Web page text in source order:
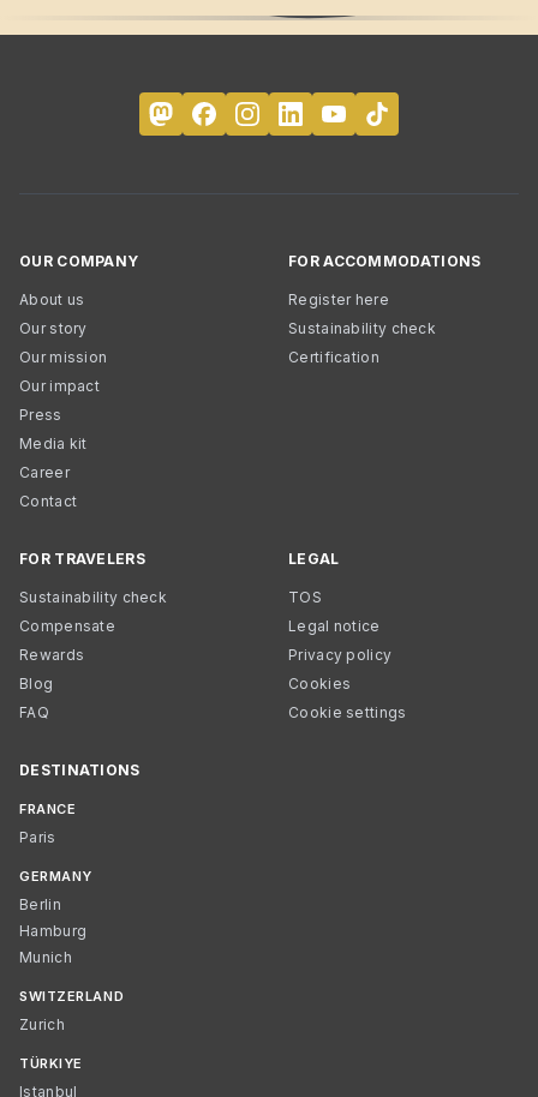
OUR COMPANY
About us
Our story
Our mission
Our impact
Press
Media kit
Career
Contact
FOR ACCOMMODATIONS
Register here
Sustainability check
Certification
FOR TRAVELERS
Sustainability check
Compensate
Rewards
Blog
FAQ
LEGAL
TOS
Legal notice
Privacy policy
Cookies
Cookie settings
DESTINATIONS
FRANCE
Paris
GERMANY
Berlin
Hamburg
Munich
SWITZERLAND
Zurich
TÜRKIYE
Istanbul